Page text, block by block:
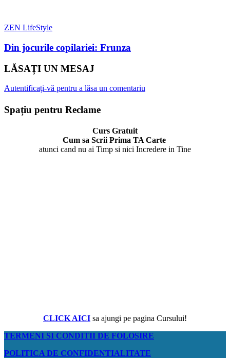
ZEN LifeStyle
Din jocurile copilariei: Frunza
LĂSAȚI UN MESAJ
Autentificați-vă pentru a lăsa un comentariu
Spațiu pentru Reclame
Curs Gratuit
Cum sa Scrii Prima TA Carte
atunci cand nu ai Timp si nici Incredere in Tine
CLICK AICI sa ajungi pe pagina Cursului!
TERMENI SI CONDITII DE FOLOSIRE
POLITICA DE CONFIDENTIALITATE